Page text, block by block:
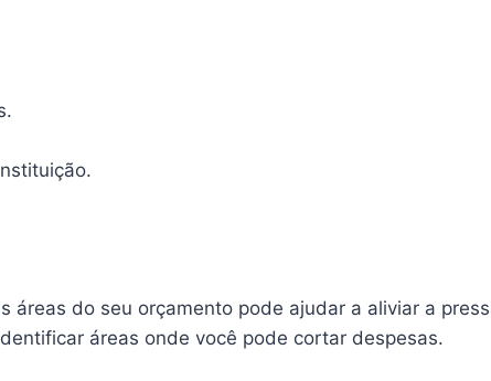
áreas do seu orçamento pode ajudar a aliviar a
áreas onde você pode cortar despesas.